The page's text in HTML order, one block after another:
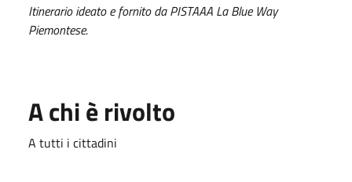
Itinerario ideato e fornito da PISTAAA La Blue Way
Piemontese.
A chi è rivolto
A tutti i cittadini